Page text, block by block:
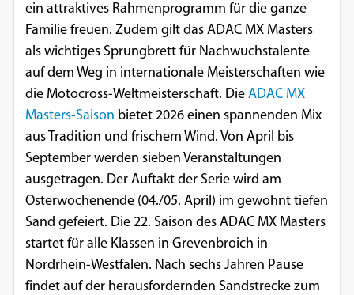
ein attraktives Rahmenprogramm für die ganze
Familie freuen. Zudem gilt das ADAC MX Masters
als wichtiges Sprungbrett für Nachwuchstalente
auf dem Weg in internationale Meisterschaften wie
die Motocross-Weltmeisterschaft. Die ADAC MX
Masters-Saison bietet 2026 einen spannenden Mix
aus Tradition und frischem Wind. Von April bis
September werden sieben Veranstaltungen
ausgetragen. Der Auftakt der Serie wird am
Osterwochenende (04./05. April) im gewohnt tiefen
Sand gefeiert. Die 22. Saison des ADAC MX Masters
startet für alle Klassen in Grevenbroich in
Nordrhein-Westfalen. Nach sechs Jahren Pause
findet auf der herausfordernden Sandstrecke zum
Vimeo
Google Maps
Anbieter:
Google